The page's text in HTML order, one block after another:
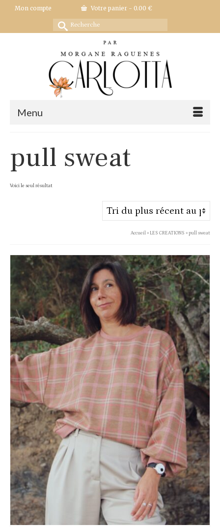
Mon compte Votre panier - 0.00 €
Rechercher :
Menu
pull sweat
Voici le seul résultat
Accueil»LES CREATIONS »pull sweat